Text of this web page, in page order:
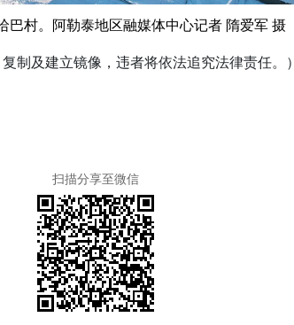
巴村。阿勒泰地区融媒体中心记者 隋爱军 摄
制及建立镜像，违者将依法追究法律责任。）
扫描分享至微信